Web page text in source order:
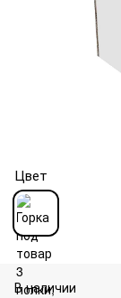
Цвет
В наличии